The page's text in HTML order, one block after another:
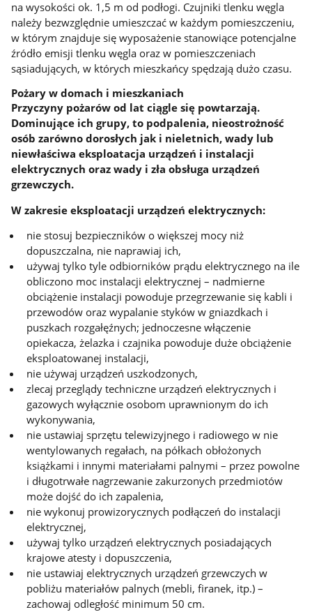
na wysokości ok. 1,5 m od podłogi. Czujniki tlenku węgla
należy bezwzględnie umieszczać w każdym pomieszczeniu,
w którym znajduje się wyposażenie stanowiące potencjalne
źródło emisji tlenku węgla oraz w pomieszczeniach
sąsiadujących, w których mieszkańcy spędzają dużo czasu.
Pożary w domach i mieszkaniach
Przyczyny pożarów od lat ciągle się powtarzają.
Dominujące ich grupy, to podpalenia, nieostrożność
osób zarówno dorosłych jak i nieletnich, wady lub
niewłaściwa eksploatacja urządzeń i instalacji
elektrycznych oraz wady i zła obsługa urządzeń
grzewczych.
W zakresie eksploatacji urządzeń elektrycznych:
nie stosuj bezpieczników o większej mocy niż
dopuszczalna, nie naprawiaj ich,
używaj tylko tyle odbiorników prądu elektrycznego na ile
obliczono moc instalacji elektrycznej – nadmierne
obciążenie instalacji powoduje przegrzewanie się kabli i
przewodów oraz wypalanie styków w gniazdkach i
puszkach rozgałęźnych; jednoczesne włączenie
opiekacza, żelazka i czajnika powoduje duże obciążenie
eksploatowanej instalacji,
nie używaj urządzeń uszkodzonych,
zlecaj przeglądy techniczne urządzeń elektrycznych i
gazowych wyłącznie osobom uprawnionym do ich
wykonywania,
nie ustawiaj sprzętu telewizyjnego i radiowego w nie
wentylowanych regałach, na półkach obłożonych
książkami i innymi materiałami palnymi – przez powolne
i długotrwałe nagrzewanie zakurzonych przedmiotów
może dojść do ich zapalenia,
nie wykonuj prowizorycznych podłączeń do instalacji
elektrycznej,
używaj tylko urządzeń elektrycznych posiadających
krajowe atesty i dopuszczenia,
nie ustawiaj elektrycznych urządzeń grzewczych w
pobliżu materiałów palnych (mebli, firanek, itp.) –
zachowaj odległość minimum 50 cm.